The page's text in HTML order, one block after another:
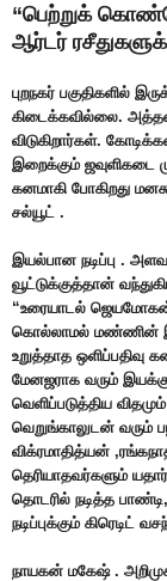
“பெற்றுக்
ஆர்டர்
புறநகர் பகுதிகளில்
கிடைக்கவில்லை.
விடுகிறார்கள்.
இறைக்கும் ஜவுளிகடை
கனமாகி போகிறது
சல்யூட் .
இயல்பான நடிப்பு .
வூட்டுக்குத்தான்
“உரையாடல் ஜெயமோகன்”
கொல்லாமல் மண்ணின்
உறுத்தாத ஒளிப்பதிவு
மேனஜராக வரும்
வெளிப்படுத்திய
வெறுங்காலுடன் வரும்
விக்ரமாதித்யன்
தெரியாதவர்களும்
தொடரில் நடித்த
நடிப்புக்கும் கிரெடிட்
நாயகன் மகேஷ் .